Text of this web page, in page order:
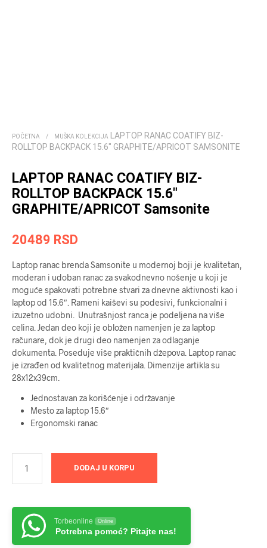
POČETNA / MUŠKA KOLEKCIJA LAPTOP RANAC COATIFY BIZ-
ROLLTOP BACKPACK 15.6″ GRAPHITE/APRICOT SAMSONITE
LAPTOP RANAC COATIFY BIZ-
ROLLTOP BACKPACK 15.6″
GRAPHITE/APRICOT Samsonite
20489 RSD
Laptop ranac brenda Samsonite u modernoj boji je kvalitetan,
moderan i udoban ranac za svakodnevno nošenje u koji je
moguće spakovati potrebne stvari za dnevne aktivnosti kao i
laptop od 15.6″. Rameni kaiševi su podesivi, funkcionalni i
izuzetno udobni. Unutrašnjost ranca je podeljena na više
celina. Jedan deo koji je obložen namenjen je za laptop
računare, dok je drugi deo namenjen za odlaganje
dokumenta. Poseduje više praktičnih džepova. Laptop ranac
je izrađen od kvalitetnog materijala. Dimenzije artikla su
28x12x39cm.
Jednostavan za korišćenje i održavanje
Mesto za laptop 15.6″
Ergonomski ranac
DODAJ U KORPU
Torbeonline Online
Potrebna pomoć? Pitajte nas!